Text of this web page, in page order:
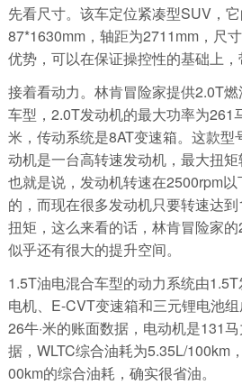
先看尺寸。该车定位紧凑型SUV，
87*1630mm，轴距为2711mm，尺
优势，可以在保证操控性的基础上，
接着看动力。林肯冒险家提供2.0T
车型，2.0T发动机的最大功率为261
米，传动系统是8AT变速箱。这款
动机是一台高转速发动机，最大扭矩
也就是说，发动机转速在2500rpm
的，而现在很多发动机只要转速达
扭矩，这么来看的话，林肯冒险家
似乎还有很大的提升空间。
1.5T油电混合车型的动力系统由
电机、E-CVT变速箱和三元锂电池
26牛·米的账面数据，电动机是131
据，WLTC综合油耗为5.35L/100km
00km的综合油耗，确实很省油。